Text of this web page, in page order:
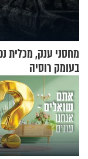
מחסני ענק, מכלית
בעומק רוסיה